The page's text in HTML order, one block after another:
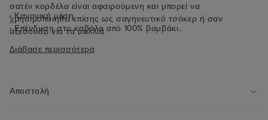
σατέν κορδέλα είναι αφαιρούμενη και μπορεί να
χρησιμοποιηθεί επίσης ως σαγηνευτικό τσόκερ ή σαν
αξεσουάρ για τα μαλλιά.
• Κανονική μέση
• Επένδυση στο καβάλο από 100% βαμβάκι
• Εφαρμοστή εφαρμογή
Διάβασε περισσότερα
Αποστολή